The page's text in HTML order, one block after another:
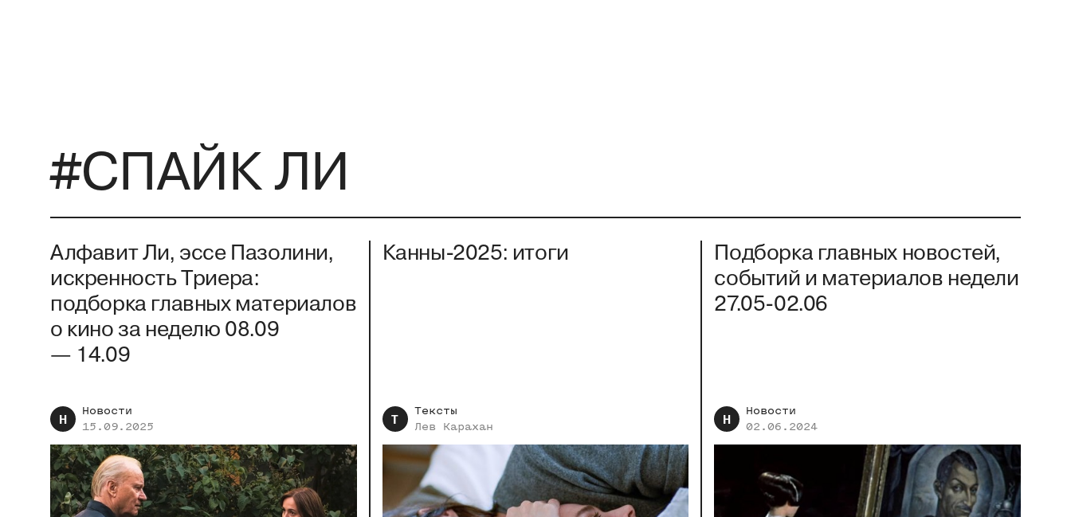
#СПАЙК ЛИ
Алфавит Ли, эссе Пазолини,
искренность Триера:
подборка главных материалов
о кино за неделю 08.09
— 14.09
Н
Новости
15.09.2025
Канны-2025: итоги
Т
Тексты
Лев
Карахан
Подборка главных новостей,
событий и материалов недели
27.05-02.06
Н
Новости
02.06.2024